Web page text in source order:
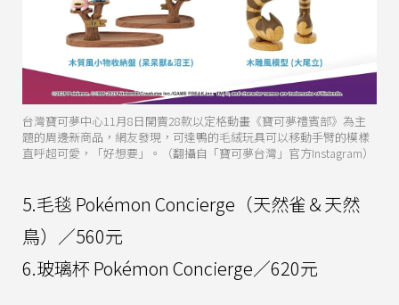
台灣寶可夢中心11月8日開賣28款以定格動畫《寶可夢禮賓部》為主
題的周邊新商品，網友發現，可達鴨的毛絨玩具可以移動手臂的模樣
直呼超可愛，「好想要」。（翻攝自「寶可夢台灣」官方Instagram）
5.毛毯 Pokémon Concierge（天然雀＆天然
鳥）／560元
6.玻璃杯 Pokémon Concierge／620元